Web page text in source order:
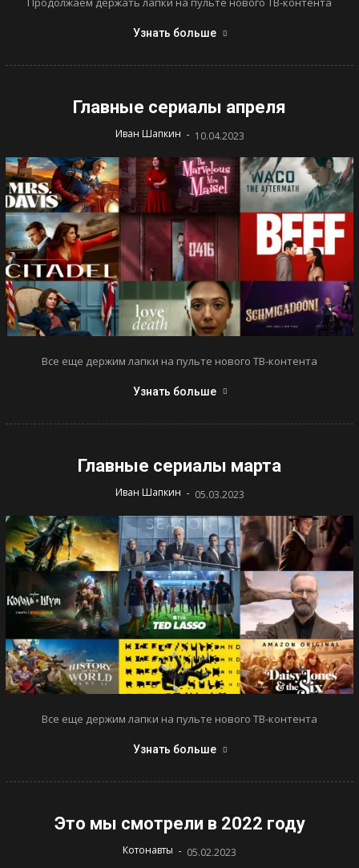
Узнать больше
Главные сериалы апреля
Иван Шапкин - 10.04.2023
Все еще держим лапки на пульте нового ТВ-контента
Узнать больше
Главные сериалы марта
Иван Шапкин - 05.03.2023
Все еще держим лапки на пульте нового ТВ-контента
Узнать больше
Это мы смотрели в 2022 году
Котонавты - 05.02.2023